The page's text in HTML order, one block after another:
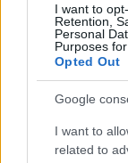
I want to
Retention,
Personal
Purposes
Opted Out
Google
I want to
related to
PORROGRAMMA
DEL 14 MAG